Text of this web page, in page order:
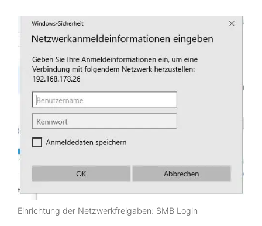
Einrichtung der Netzwerkfreigaben: SMB Login